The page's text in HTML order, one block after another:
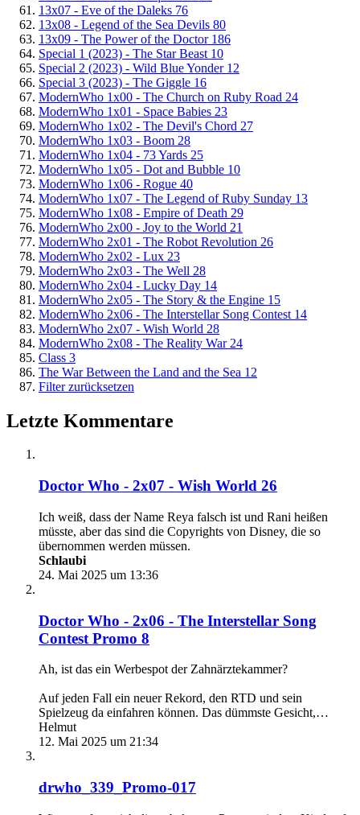
13x07 - Eve of the Daleks 76
13x08 - Legend of the Sea Devils 80
13x09 - The Power of the Doctor 186
Special 1 (2023) - The Star Beast 10
Special 2 (2023) - Wild Blue Yonder 12
Special 3 (2023) - The Giggle 16
ModernWho 1x00 - The Church on Ruby Road 24
ModernWho 1x01 - Space Babies 23
ModernWho 1x02 - The Devil's Chord 27
ModernWho 1x03 - Boom 28
ModernWho 1x04 - 73 Yards 25
ModernWho 1x05 - Dot and Bubble 10
ModernWho 1x06 - Rogue 40
ModernWho 1x07 - The Legend of Ruby Sunday 13
ModernWho 1x08 - Empire of Death 29
ModernWho 2x00 - Joy to the World 21
ModernWho 2x01 - The Robot Revolution 26
ModernWho 2x02 - Lux 23
ModernWho 2x03 - The Well 28
ModernWho 2x04 - Lucky Day 14
ModernWho 2x05 - The Story & the Engine 15
ModernWho 2x06 - The Interstellar Song Contest 14
ModernWho 2x07 - Wish World 28
ModernWho 2x08 - The Reality War 24
Class 3
The War Between the Land and the Sea 12
Filter zurücksetzen
Letzte Kommentare
Doctor Who - 2x07 - Wish World 26
Ich weiß, dass der Name Reya falsch ist und Rani heißen
müsste, aber das sind die Copyrights von Disney, die so
übernommen werden müssen.
Schlaubi
24. Mai 2025 um 13:36
Doctor Who - 2x06 - The Interstellar Song
Contest Promo 8
Ah, ist das ein Werbespot der Zahnärztekammer?
Auf jeden Fall ein neuer Rekord, den RTD und sein
Spielzeug da einfahren können. Das dümmste Gesicht,…
Helmut
12. Mai 2025 um 21:34
drwho_339_Promo-017